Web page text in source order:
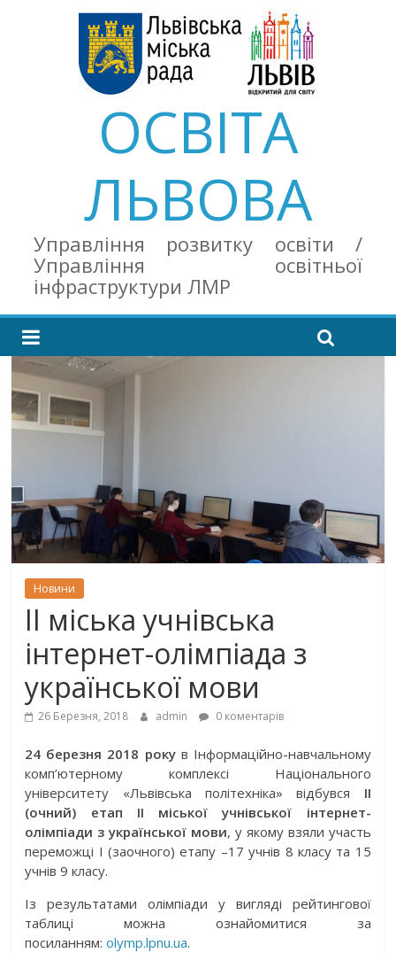
ОСВІТА
ЛЬВОВА
Управління розвитку освіти /
Управління освітньої
інфраструктури ЛМР
Новини
II міська учнівська
інтернет-олімпіада з
української мови
26 Березня, 2018 admin 0 коментарів
24 березня 2018 рокув Iнформаційно-навчальному
комп’ютерному комплексі Національного
університету «Львівська політехніка» відбувся ІІ
(очний) етап II міської учнівської інтернет-
олімпіади з української мови, у якому взяли участь
переможці І (заочного) етапу –17 учнів 8 класу та 15
учнів 9 класу.
Із результатами олімпіади у вигляді рейтингової
таблиці можна ознайомитися за
посиланням:olymp.lpnu.ua.